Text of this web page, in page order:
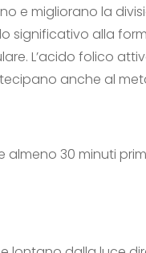
migliorano la
significativo alla
L’acido folico
anche al
almeno 30 minuti